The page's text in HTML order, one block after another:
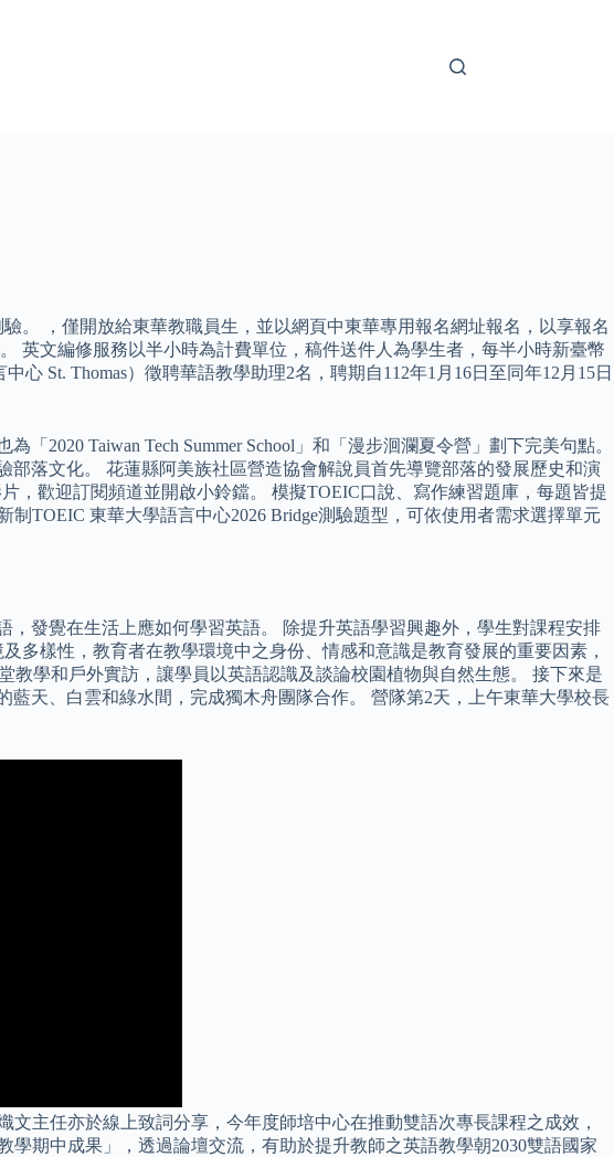
。 ，僅開放給東華教職員生，並以網頁中東華專用報名網址報名，以享報名
英文編修服務以半小時為計費單位，稿件送件人為學生者，每半小時新臺幣
St. Thomas）徵聘華語教學助理2名，聘期自112年1月16日至同年12月15日
2020 Taiwan Tech Summer School」和「漫步洄瀾夏令營」劃下完美句點。
落文化。 花蓮縣阿美族社區營造協會解說員首先導覽部落的發展歷史和演
，歡迎訂閱頻道並開啟小鈴鐺。 模擬TOEIC口說、寫作練習題庫，每題皆提
TOEIC 東華大學語言中心2026 Bridge測驗題型，可依使用者需求選擇單元
發覺在生活上應如何學習英語。 除提升英語學習興趣外，學生對課程安排
多樣性，教育者在教學環境中之身份、情感和意識是教育發展的重要因素，
教學和戶外實訪，讓學員以英語認識及談論校園植物與自然生態。 接下來是
天、白雲和綠水間，完成獨木舟團隊合作。 營隊第2天，上午東華大學校長
主任亦於線上致詞分享，今年度師培中心在推動雙語次專長課程之成效，
期中成果」，透過論壇交流，有助於提升教師之英語教學朝2030雙語國家